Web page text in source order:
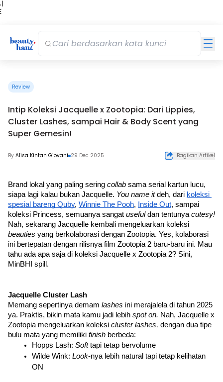
|
Review
Intip Koleksi Jacquelle x Zootopia: Dari Lippies,
Cluster Lashes, sampai Hair & Body Scent yang
Super Gemesin!
By Alisa Kintan Giovani 29 Dec 2025 Bagikan Artikel
Brand lokal yang paling sering collab sama serial kartun lucu,
siapa lagi kalau bukan Jacquelle. You name it deh, dari koleksi
spesial bareng Quby, Winnie The Pooh, Inside Out, sampai
koleksi Princess, semuanya sangat useful dan tentunya cutesy!
beauties yang berkolaborasi dengan Zootopia. Yes, kolaborasi
ini bertepatan dengan rilisnya film Zootopia 2 baru-baru ini. Mau
tahu ada apa saja di koleksi Jacquelle x Zootopia 2? Sini,
MinBHI spill.
Jacquelle Cluster Lash
Memang sepertinya demam lashes ini merajalela di tahun 2025
ya. Praktis, bikin mata kamu jadi lebih spot on. Nah, Jacquelle x
Zootopia mengeluarkan koleksi cluster lashes, dengan dua tipe
bulu mata yang memiliki finish berbeda:
Hopps Lash: Soft tapi tetap bervolume
Wilde Wink: Look-nya lebih natural tapi tetap kelihatan
ON